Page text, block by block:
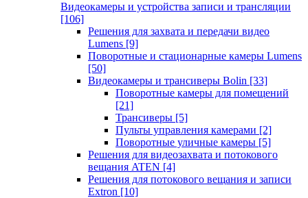
Видеокамеры и устройства записи и трансляции
[106]
Решения для захвата и передачи видео
Lumens [9]
Поворотные и стационарные камеры Lumens
[50]
Видеокамеры и трансиверы Bolin [33]
Поворотные камеры для помещений
[21]
Трансиверы [5]
Пульты управления камерами [2]
Поворотные уличные камеры [5]
Решения для видеозахвата и потокового
вещания ATEN [4]
Решения для потокового вещания и записи
Extron [10]